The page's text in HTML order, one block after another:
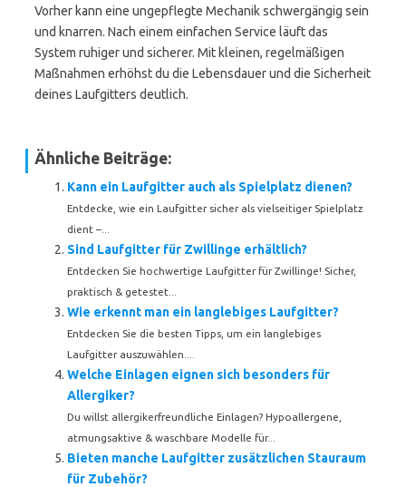
Vorher kann eine ungepflegte Mechanik schwergängig sein
und knarren. Nach einem einfachen Service läuft das
System ruhiger und sicherer. Mit kleinen, regelmäßigen
Maßnahmen erhöhst du die Lebensdauer und die Sicherheit
deines Laufgitters deutlich.
Ähnliche Beiträge:
Kann ein Laufgitter auch als Spielplatz dienen?
Entdecke, wie ein Laufgitter sicher als vielseitiger Spielplatz
dient –...
Sind Laufgitter für Zwillinge erhältlich?
Entdecken Sie hochwertige Laufgitter für Zwillinge! Sicher,
praktisch & getestet...
Wie erkennt man ein langlebiges Laufgitter?
Entdecken Sie die besten Tipps, um ein langlebiges
Laufgitter auszuwählen....
Welche Einlagen eignen sich besonders für
Allergiker?
Du willst allergikerfreundliche Einlagen? Hypoallergene,
atmungsaktive & waschbare Modelle für...
Bieten manche Laufgitter zusätzlichen Stauraum
für Zubehör?